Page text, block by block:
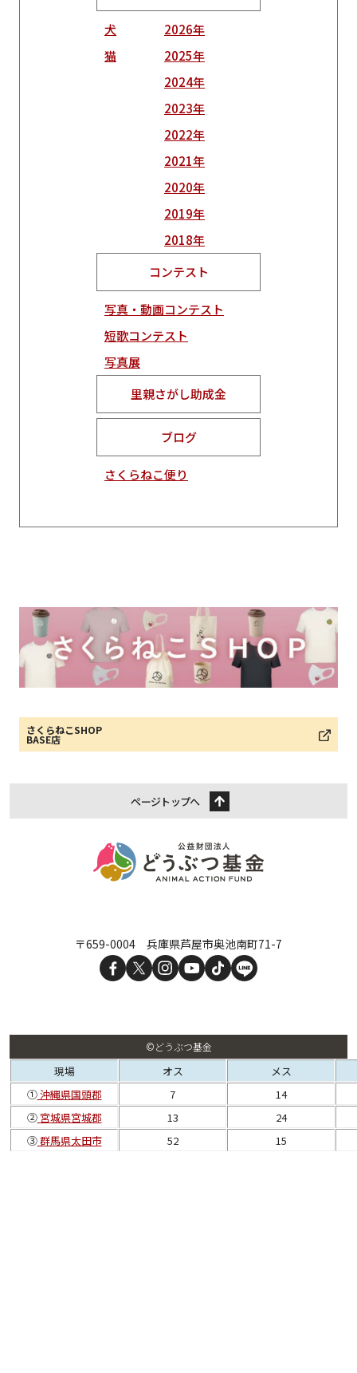
犬
猫
2026年
2025年
2024年
2023年
2022年
2021年
2020年
2019年
2018年
コンテスト
写真・動画コンテスト
短歌コンテスト
写真展
里親さがし助成金
ブログ
さくらねこ便り
さくらねこSHOP
BASE店
ページトップへ
〒659-0004 兵庫県芦屋市奥池南町71-7
©どうぶつ基金
現場 オス
メス
①沖縄県国頭郡 7
14
②宮城県宮城郡 13
24
③群馬県太田市 52 15